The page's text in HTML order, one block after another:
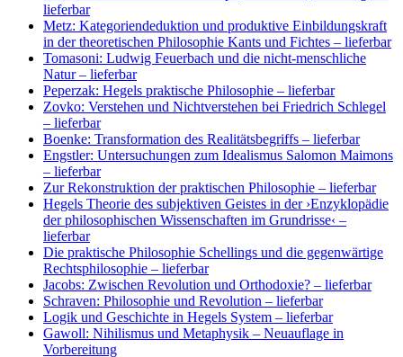
lieferbar
Metz: Kategoriendeduktion und produktive Einbildungskraft
in der theoretischen Philosophie Kants und Fichtes – lieferbar
Tomasoni: Ludwig Feuerbach und die nicht-menschliche
Natur– lieferbar
Peperzak: Hegels praktische Philosophie – lieferbar
Zovko: Verstehen und Nichtverstehen bei Friedrich Schlegel
– lieferbar
Boenke: Transformation des Realitätsbegriffs – lieferbar
Engstler: Untersuchungen zum Idealismus Salomon Maimons
– lieferbar
Zur Rekonstruktion der praktischen Philosophie – lieferbar
Hegels Theorie des subjektiven Geistes in der ›Enzyklopädie
der philosophischen Wissenschaften im Grundrisse‹ –
lieferbar
Die praktische Philosophie Schellings und die gegenwärtige
Rechtsphilosophie – lieferbar
Jacobs: Zwischen Revolution und Orthodoxie? – lieferbar
Schraven: Philosophie und Revolution – lieferbar
Logik und Geschichte in Hegels System – lieferbar
Gawoll: Nihilismus und Metaphysik – Neuauflage in
Vorbereitung